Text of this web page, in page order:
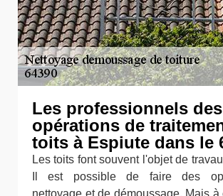
Les professionnels des
opérations de
toits à Espiute dans le
Les toits font souvent l'objet de
Il est possible de faire des
nettoyage et de démoussage. Mais à